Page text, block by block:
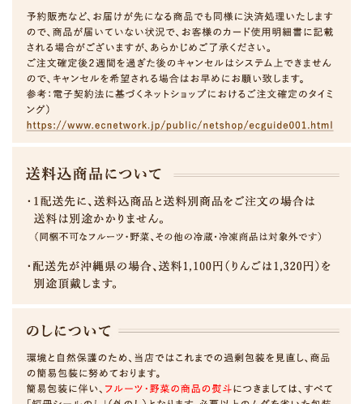
※スマートフレッシュ貯蔵りんごとは、りんごを新鮮なまま長く
保つための特別な方法です。
この方法では、「1-MCP」という安全な物質を使って、りんごが
自然に熟したり、しなびたりするのをゆっくりにします。
つまり、りんごがシャキシャキしてジューシーな状態を長く保つ
ことができるのです！この技術は人や環境にも優しく、安全に使
えるとされています。
(現在出荷中のサンふじは貯蔵品となるため、蜜は果肉内に散っ
出る場合があります。あらかじめご理解・ご容赦ください。
サンふじりんごとは？
サンふじは、普通のふじりんごと違い袋をかけずに栽培
されます。
のより甘みや香りがいっそう良くなります。
更に、信州小布施は内陸性の気候で昼夜の寒暖の差が大
きく、少雨の為、品質の高いりんごが収穫されます。